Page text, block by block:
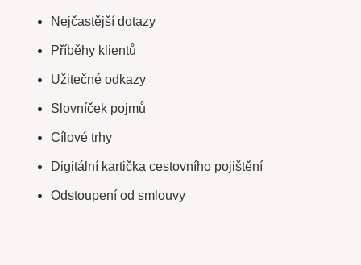
Nejčastější dotazy
Příběhy klientů
Užitečné odkazy
Slovníček pojmů
Cílové trhy
Digitální kartička cestovního pojištění
Odstoupení od smlouvy